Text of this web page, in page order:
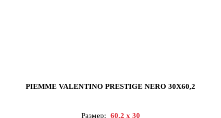
PIEMME VALENTINO PRESTIGE NERO 30X60,2
Размер: 60.2 x 30